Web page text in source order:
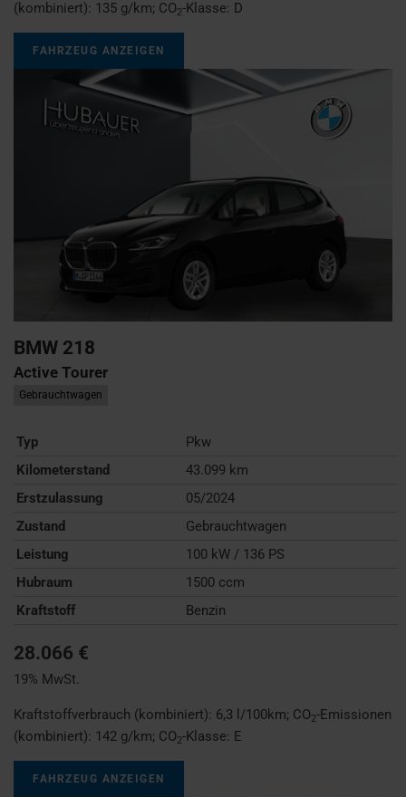
(kombiniert): 135 g/km; CO2-Klasse: D
FAHRZEUG ANZEIGEN
BMW 218
Active Tourer
Gebrauchtwagen
Typ
Pkw
Kilometerstand
43.099 km
Erstzulassung
05/2024
Zustand
Gebrauchtwagen
Leistung
100 kW / 136 PS
Hubraum
1500 ccm
Kraftstoff
Benzin
28.066 €
19% MwSt.
Kraftstoffverbrauch (kombiniert): 6,3 l/100km; CO2-Emissionen
(kombiniert): 142 g/km; CO2-Klasse: E
FAHRZEUG ANZEIGEN